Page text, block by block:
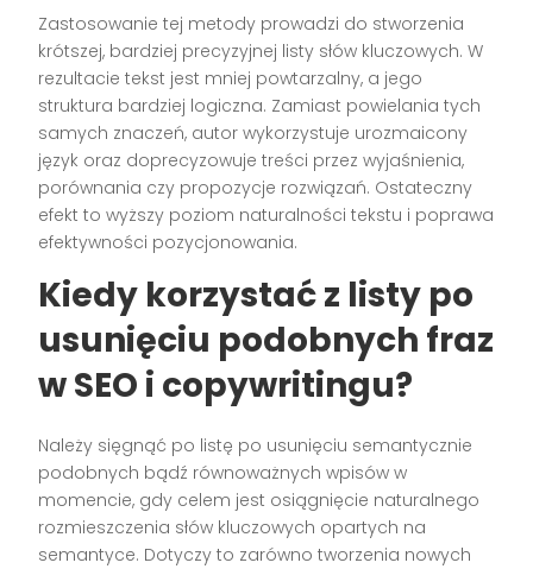
Zastosowanie tej metody prowadzi do stworzenia
krótszej, bardziej precyzyjnej listy słów kluczowych. W
rezultacie tekst jest mniej powtarzalny, a jego
struktura bardziej logiczna. Zamiast powielania tych
samych znaczeń, autor wykorzystuje urozmaicony
język oraz doprecyzowuje treści przez wyjaśnienia,
porównania czy propozycje rozwiązań. Ostateczny
efekt to wyższy poziom naturalności tekstu i poprawa
efektywności pozycjonowania.
Kiedy korzystać z listy po
usunięciu podobnych fraz
w SEO i copywritingu?
Należy sięgnąć po listę po usunięciu semantycznie
podobnych bądź równoważnych wpisów w
momencie, gdy celem jest osiągnięcie naturalnego
rozmieszczenia słów kluczowych opartych na
semantyce. Dotyczy to zarówno tworzenia nowych